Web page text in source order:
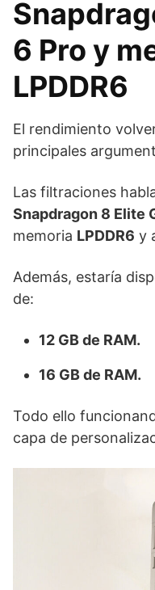
6 Pro y
LPDDR6
El rendimiento
principales
Las filtraciones
Snapdragon 8 Elite
memoria LPDDR6 y
Además, estaría
de:
12 GB de RAM.
16 GB de RAM.
Todo ello
capa de